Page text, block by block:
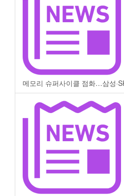
메모리 슈퍼사이클 점화…삼성